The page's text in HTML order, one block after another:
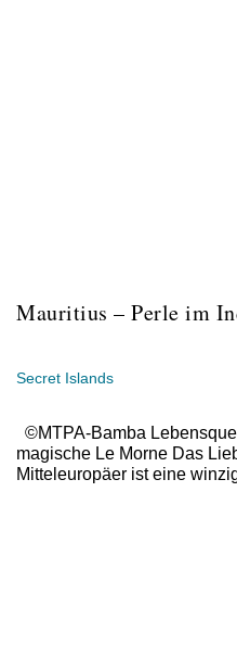
Mauritius – Perle im
Secret Islands
©MTPA-Bamba
magische Le Morne Das
Mitteleuropäer ist eine